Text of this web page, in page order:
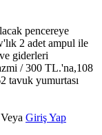
pencereye
2 adet ampul ile
giderleri
/ 300 TL.'na,108
tavuk yumurtası
Veya Giriş Yap